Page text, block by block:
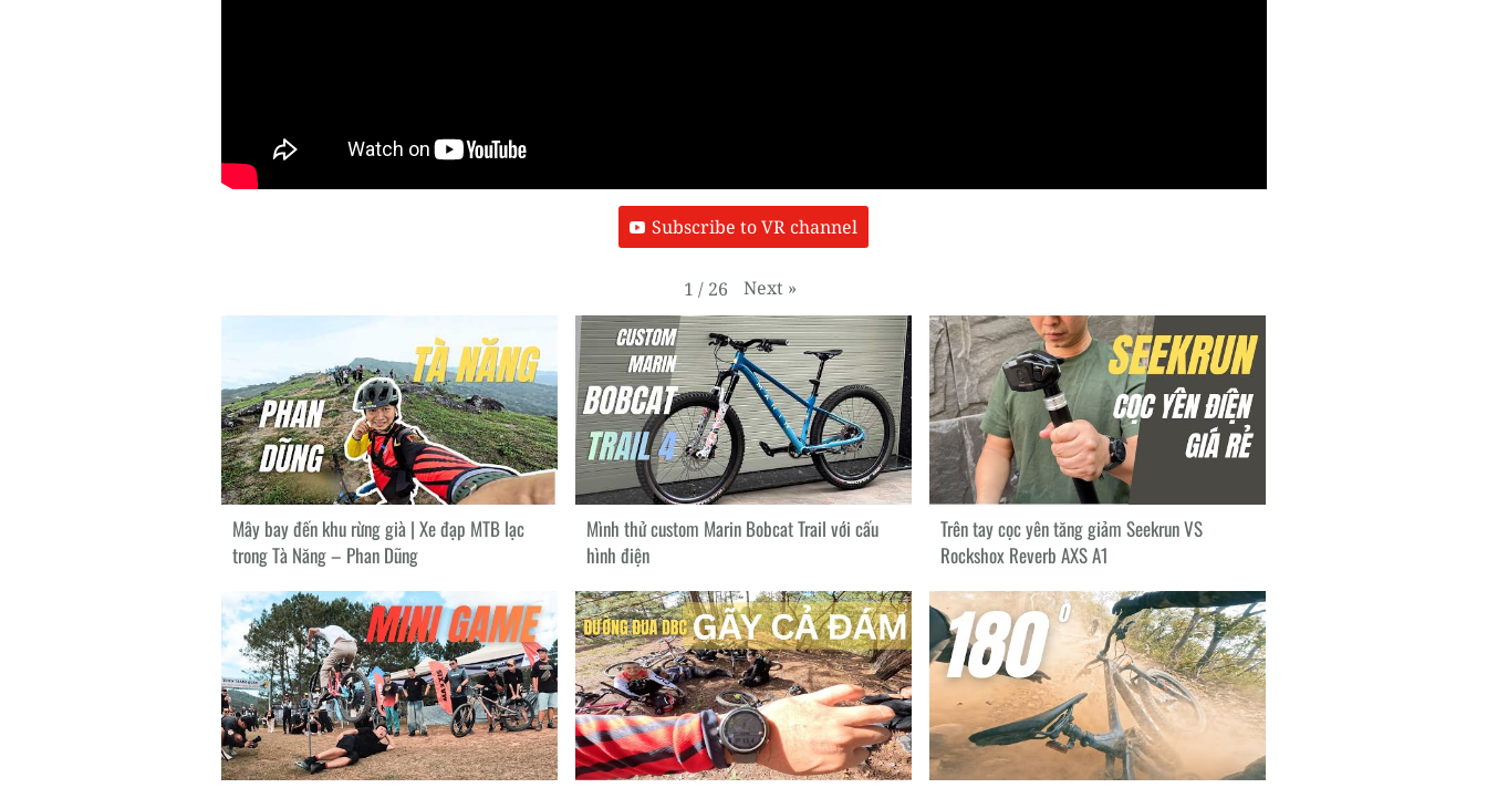
Subscribe to VR channel
1 / 26 Next »
Mây bay đến khu rừng già | Xe đạp MTB lạc
trong Tà Năng – Phan Dũng
Mình thử custom Marin Bobcat Trail với cấu
hình điện
Trên tay cọc yên tăng giảm Seekrun VS
Rockshox Reverb AXS A1